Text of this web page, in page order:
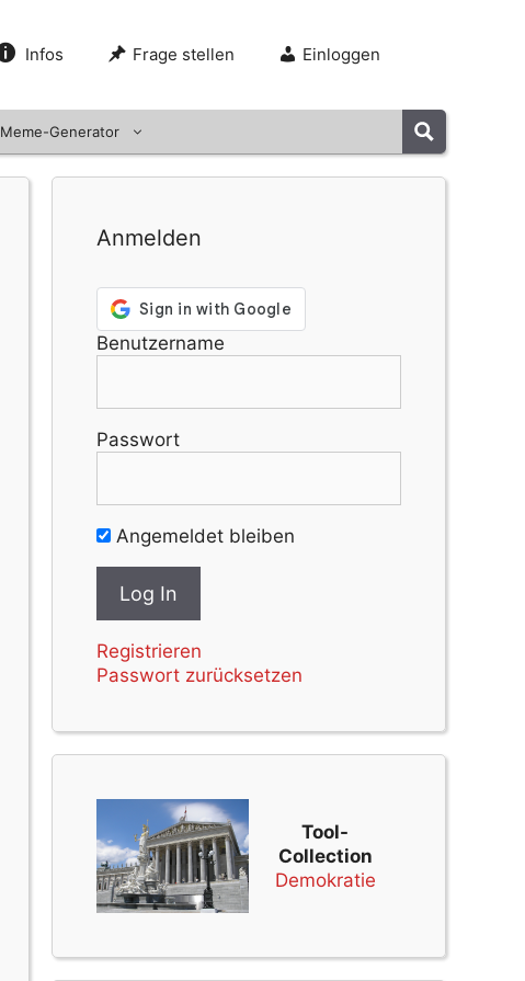
Infos Frage stellen Einloggen
Meme-Generator
Anmelden
Benutzername
Passwort
Angemeldet bleiben
Registrieren
Passwort zurücksetzen
Tool-
Collection
Demokratie